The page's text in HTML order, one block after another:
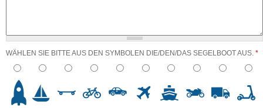
WÄHLEN SIE BITTE AUS DEN SYMBOLEN DIE/DEN/DAS SEGELBOOT AUS. *